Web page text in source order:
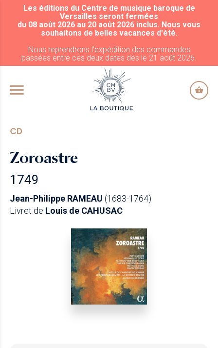
ALLER AU CONTENU PRINCIPAL
Les éditions du Centre de musique baroque de
Versailles seront fermées
du 08 août 2026 au 20 août 2026 inclus. Nous vous
souhaitons de belles vacances d'été.
Nous reprendrons l'expédition des commandes
passées entre ces deux dates dès le 21 août 2026.
CD
Zoroastre
1749
Jean-Philippe RAMEAU (1683-1764)
Livret de Louis de CAHUSAC